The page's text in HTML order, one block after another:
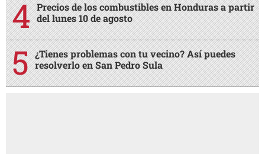
Precios de los combustibles en Honduras a partir
del lunes 10 de agosto
¿Tienes problemas con tu vecino? Así puedes
resolverlo en San Pedro Sula